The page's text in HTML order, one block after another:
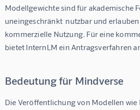
Modellgewichte sind für akademische
uneingeschränkt  nutzbar und
kommerzielle Nutzung. Für eine
bietet InternLM ein Antragsverfahren
Bedeutung für Mindverse
Die Veröffentlichung von Modellen wie